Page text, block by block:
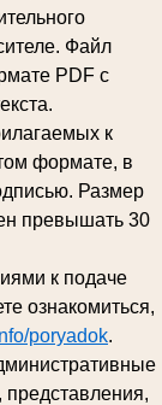
Файл
PDF с
к
формате, в
Размер
превышать 30
к подаче
ознакомиться,
poryadok.